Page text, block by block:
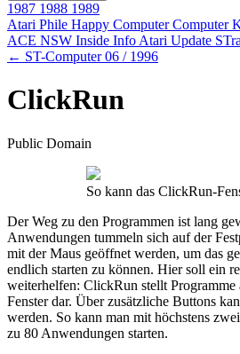
1987 1988 1989
Atari Phile Happy ComputerComputer
ACE NSW Inside Info Atari Update
← ST-Computer 06 / 1996
ClickRun
Public Domain
So kann das ClickRun-
Der Weg zu den Programmen ist lang
Anwendungen tummeln sich auf der
mit der Maus geöffnet werden, um das
endlich starten zu können. Hier soll ein
weiterhelfen: ClickRun stellt Programme
Fenster dar. Über zusätzliche Buttons
werden. So kann man mit höchstens
zu 80 Anwendungen starten.